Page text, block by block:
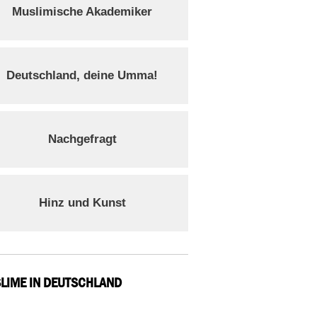
Muslimische Akademiker
Deutschland, deine Umma!
Nachgefragt
Hinz und Kunst
IN DEUTSCHLAND